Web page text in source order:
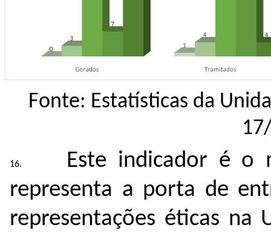
Fonte: Estatísticas da
Este indicador é o
representa a porta de
representações éticas na